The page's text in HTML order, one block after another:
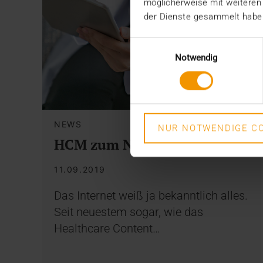
möglicherweise mit
der Dienste gesammelt
Einwilligungsauswahl
Notwendig
NUR NOTWENDIGE
NEWS
HCM zum Nachschlagen
11.09.2019
Das Internet weiß ja bekanntlich alles.
Seit neuestem sogar, wie das
Healthcare Content…